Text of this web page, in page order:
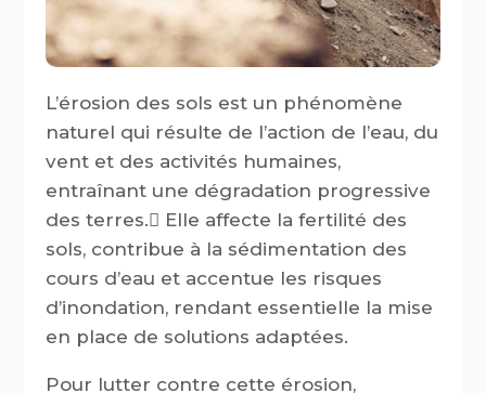
L’érosion des sols est un phénomène
naturel qui résulte de l’action de l’eau, du
vent et des activités humaines,
entraînant une dégradation progressive
des terres. Elle affecte la fertilité des
sols, contribue à la sédimentation des
cours d’eau et accentue les risques
d’inondation, rendant essentielle la mise
en place de solutions adaptées.
Pour lutter contre cette érosion,